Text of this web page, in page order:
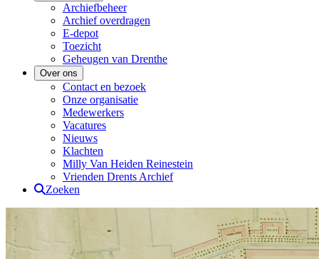
Archiefbeheer
Archief overdragen
E-depot
Toezicht
Geheugen van Drenthe
Over ons
Contact en bezoek
Onze organisatie
Medewerkers
Vacatures
Nieuws
Klachten
Milly Van Heiden Reinestein
Vrienden Drents Archief
Zoeken
Drents Archief